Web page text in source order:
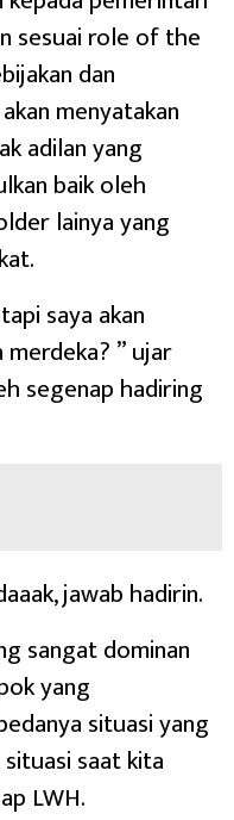
sesuai role of the
dan
menyatakan
adilan yang
baik oleh
lainya yang
saya akan
” ujar
segenap hadiring
jawab hadirin.
sangat dominan
yang
situasi yang
saat kita
LWH.